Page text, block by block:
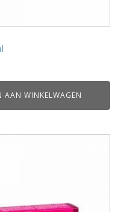
AAN WINKELWAGEN